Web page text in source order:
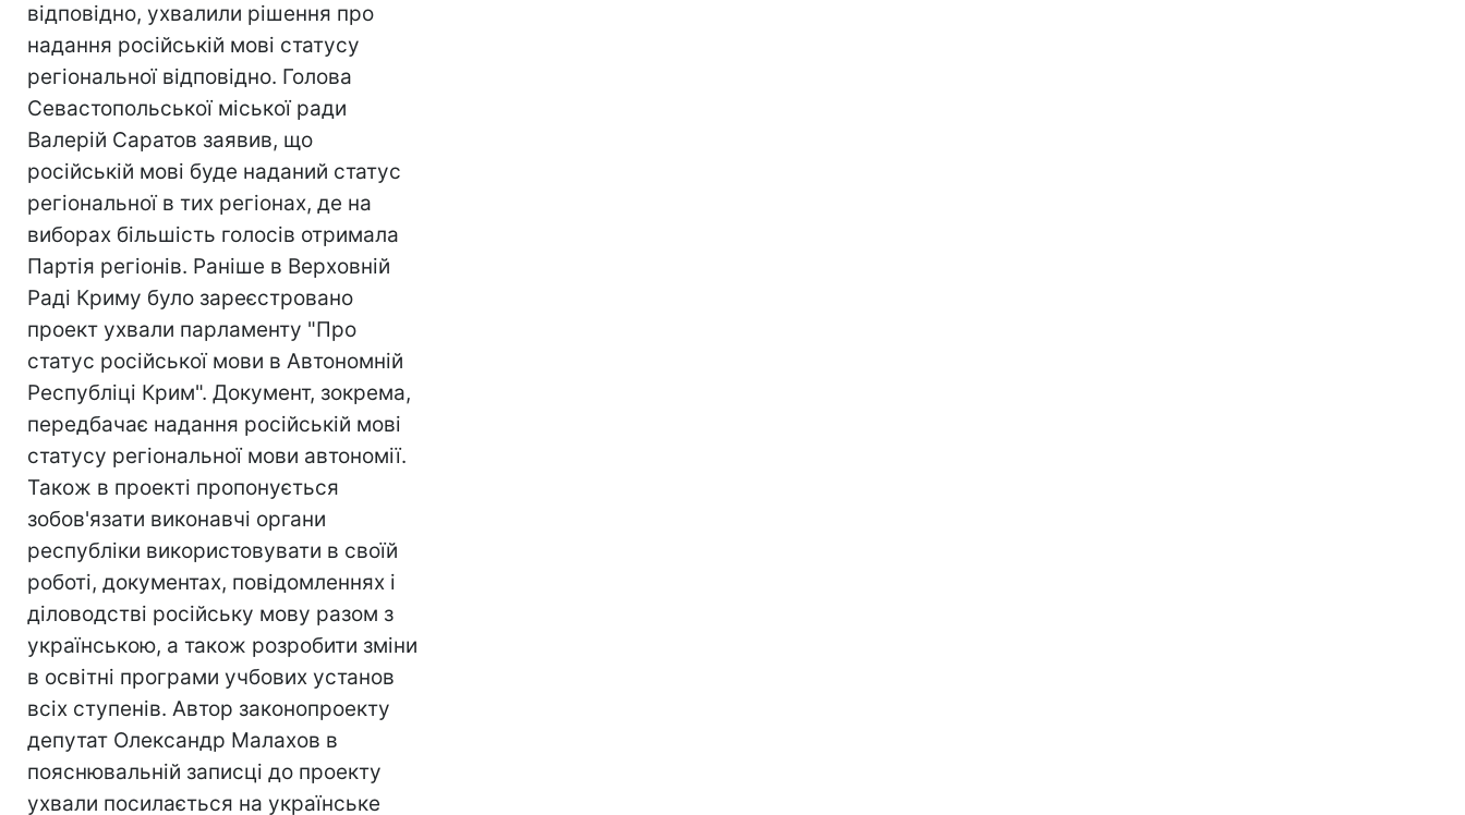
відповідно, ухвалили рішення про
надання російській мові статусу
регіональної відповідно. Голова
Севастопольської міської ради
Валерій Саратов заявив, що
російській мові буде наданий статус
регіональної в тих регіонах, де на
виборах більшість голосів отримала
Партія регіонів. Раніше в Верховній
Раді Криму було зареєстровано
проект ухвали парламенту "Про
статус російської мови в Автономній
Республіці Крим". Документ, зокрема,
передбачає надання російській мові
статусу регіональної мови автономії.
Також в проекті пропонується
зобов'язати виконавчі органи
республіки використовувати в своїй
роботі, документах, повідомленнях і
діловодстві російську мову разом з
українською, а також розробити зміни
в освітні програми учбових установ
всіх ступенів. Автор законопроекту
депутат Олександр Малахов в
пояснювальній записці до проекту
ухвали посилається на українське